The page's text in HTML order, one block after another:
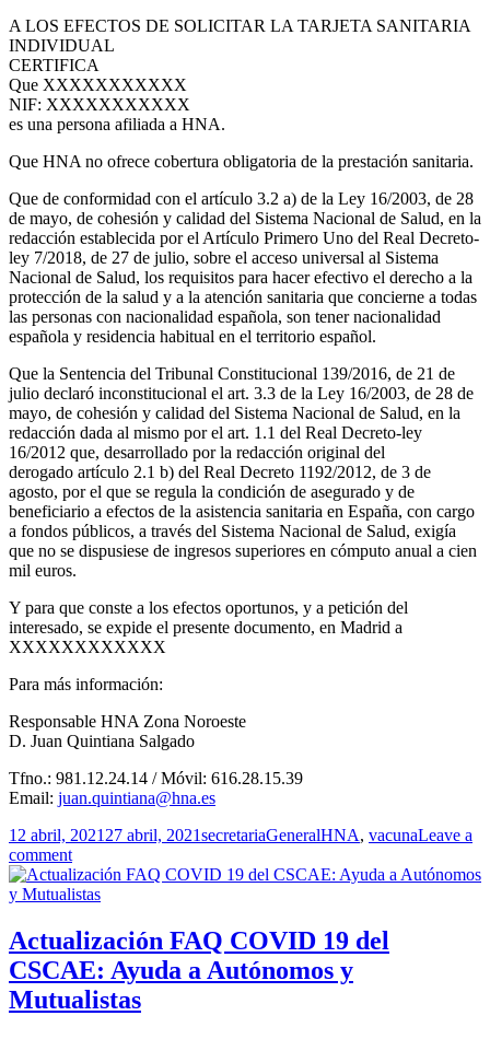
A LOS EFECTOS DE SOLICITAR LA TARJETA SANITARIA
INDIVIDUAL
CERTIFICA
Que XXXXXXXXXXX
NIF: XXXXXXXXXXX
es una persona afiliada a HNA.
Que HNA no ofrece cobertura obligatoria de la prestación sanitaria.
Que de conformidad con el artículo 3.2 a) de la Ley 16/2003, de 28
de mayo, de cohesión y calidad del Sistema Nacional de Salud, en la
redacción establecida por el Artículo Primero Uno del Real Decreto-
ley 7/2018, de 27 de julio, sobre el acceso universal al Sistema
Nacional de Salud, los requisitos para hacer efectivo el derecho a la
protección de la salud y a la atención sanitaria que concierne a todas
las personas con nacionalidad española, son tener nacionalidad
española y residencia habitual en el territorio español.
Que la Sentencia del Tribunal Constitucional 139/2016, de 21 de
julio declaró inconstitucional el art. 3.3 de la Ley 16/2003, de 28 de
mayo, de cohesión y calidad del Sistema Nacional de Salud, en la
redacción dada al mismo por el art. 1.1 del Real Decreto-ley
16/2012 que, desarrollado por la redacción original del
derogado artículo 2.1 b) del Real Decreto 1192/2012, de 3 de
agosto, por el que se regula la condición de asegurado y de
beneficiario a efectos de la asistencia sanitaria en España, con cargo
a fondos públicos, a través del Sistema Nacional de Salud, exigía
que no se dispusiese de ingresos superiores en cómputo anual a cien
mil euros.
Y para que conste a los efectos oportunos, y a petición del
interesado, se expide el presente documento, en Madrid a
XXXXXXXXXXXX
Para más información:
Responsable HNA Zona Noroeste
D. Juan Quintiana Salgado
Tfno.: 981.12.24.14 / Móvil: 616.28.15.39
Email: juan.quintiana@hna.es
Publicado
el
12 abril, 2021 27 abril, 2021Autor
secretariaCategorías
GeneralEtiquetas
HNA, vacunaLeave a
comment
Actualización FAQ COVID 19 del
CSCAE: Ayuda a Autónomos y
Mutualistas